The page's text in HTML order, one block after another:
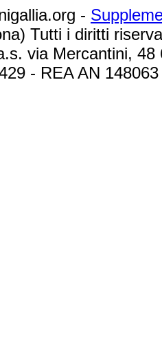
-
Tutti i diritti
via Mercantini,
- REA AN